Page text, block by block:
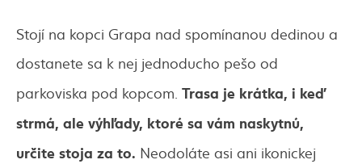
Stojí na kopci Grapa nad spomínanou dedinou a
dostanete sa k nej jednoducho pešo od
parkoviska pod kopcom. Trasa je krátka, i keď
strmá, ale výhľady, ktoré sa vám naskytnú,
určite stoja za to. Neodoláte asi ani ikonickej